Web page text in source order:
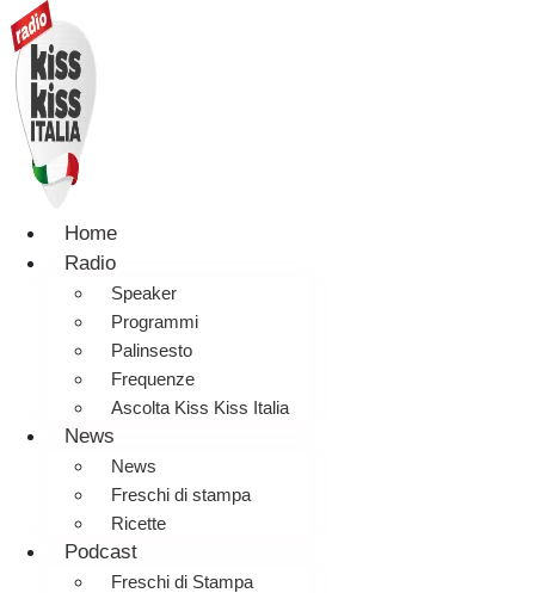
Home
Radio
Speaker
Programmi
Palinsesto
Frequenze
Ascolta Kiss Kiss Italia
News
News
Freschi di stampa
Ricette
Podcast
Freschi di Stampa